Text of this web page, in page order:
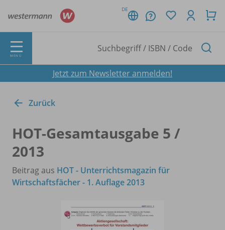
DE
MENÜ
Jetzt zum Newsletter anmelden!
Zurück
HOT-Gesamtausgabe 5 /
2013
Beitrag aus HOT - Unterrichtsmagazin für
Wirtschaftsfächer - 1. Auflage 2013